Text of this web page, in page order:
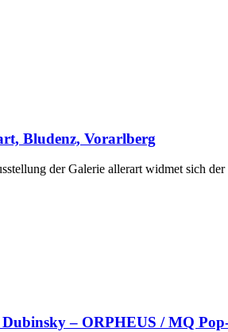
Bludenz, Vorarlberg
der Galerie allerart widmet sich
– ORPHEUS / MQ